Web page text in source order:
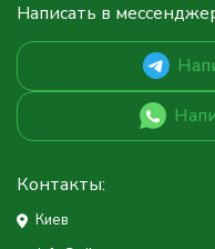
Написать в
Контакты:
Киев